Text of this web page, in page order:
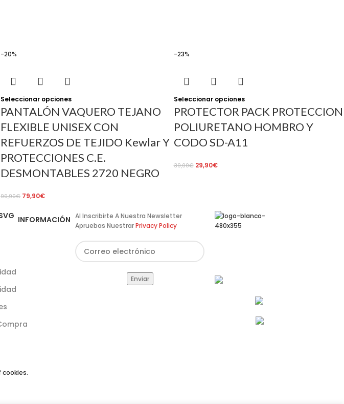
-20%
Seleccionar opciones
PANTALÓN VAQUERO TEJANO
FLEXIBLE UNISEX CON
REFUERZOS DE TEJIDO Kewlar Y
PROTECCIONES C.E.
DESMONTABLES 2720 NEGRO
99,90€ 79,90€
-23%
Seleccionar opciones
PROTECTOR PACK PROTECCION
POLIURETANO HOMBRO Y
CODO SD-A11
39,00€ 29,90€
INFORMACIÓN
Al Inscribirte A Nuestra Newsletter
Apruebas NuestrarPrivacy Policy